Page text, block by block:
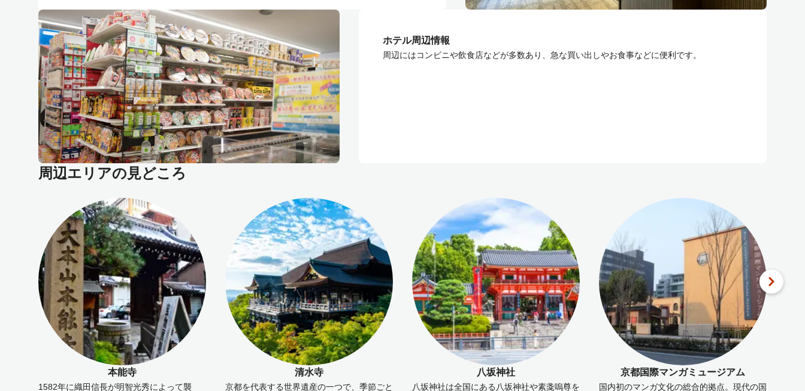
ホテル周辺情報
周辺にはコンビニや飲食店などが多数あり、急な買い出しやお食事などに便利です。
周辺エリアの見どころ
本能寺
1582年に織田信長が明智光秀によって襲
清水寺
京都を代表する世界遺産の一つで、季節ごと
八坂神社
八坂神社は全国にある八坂神社や素戔嗚尊を
京都国際マンガミュージアム
国内初のマンガ文化の総合的拠点。現代の国